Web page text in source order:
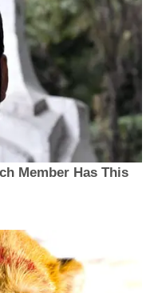
Member Has This